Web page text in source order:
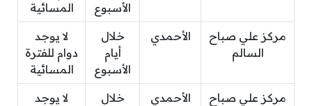
الأسبوع
المسائية
مركز علي صباح
السالم
الأحمدي
خلال
أيام
الأسبوع
لا يوجد
دوام للفترة
المسائية
مركز علي صباح
الأحمدي
خلال
لا يوجد